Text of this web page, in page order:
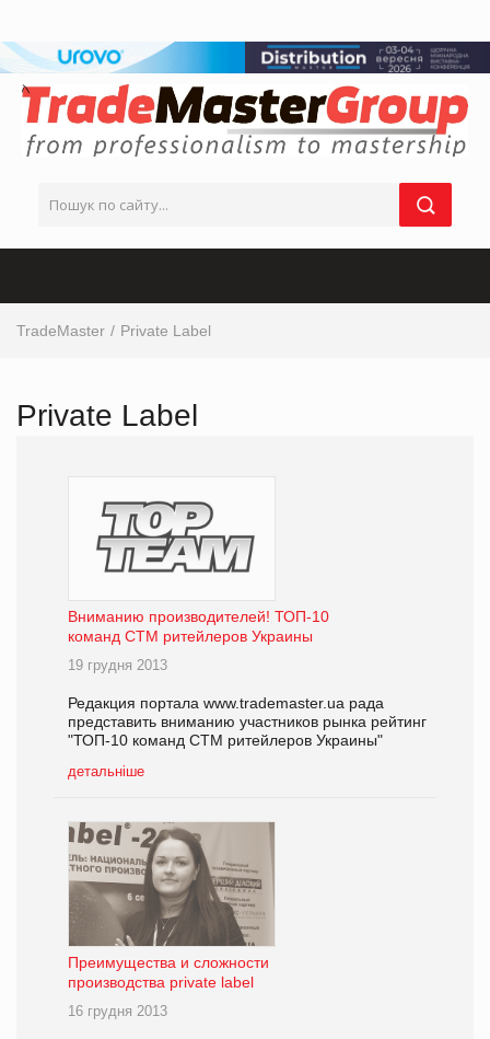
TradeMaster Private Label
Private Label
Вниманию производителей! ТОП-10
команд СТМ ритейлеров Украины
19 грудня 2013
Редакция портала www.trademaster.ua рада
представить вниманию участников рынка рейтинг
"ТОП-10 команд СТМ ритейлеров Украины"
детальніше
Преимущества и сложности
производства private label
16 грудня 2013